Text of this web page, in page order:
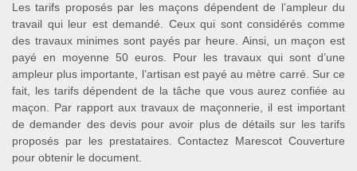
Les tarifs proposés par les maçons dépendent de l’ampleur du
travail qui leur est demandé. Ceux qui sont considérés comme
des travaux minimes sont payés par heure. Ainsi, un maçon est
payé en moyenne 50 euros. Pour les travaux qui sont d’une
ampleur plus importante, l’artisan est payé au mètre carré. Sur ce
fait, les tarifs dépendent de la tâche que vous aurez confiée au
maçon. Par rapport aux travaux de maçonnerie, il est important
de demander des devis pour avoir plus de détails sur les tarifs
proposés par les prestataires. Contactez Marescot Couverture
pour obtenir le document.